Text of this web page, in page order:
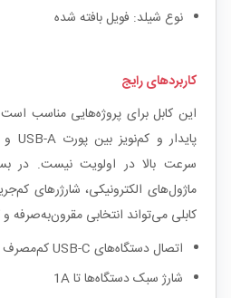
نوع شیلد: فویل بافته شده
کاربردهای رایج
این کابل برای پروژه‌هایی مناسب است
سرعت بالا در اولویت نیست. در
ماژول‌های الکترونیکی، شارژرهای
کابلی می‌تواند انتخابی مقرون‌به‌صرفه و
اتصال دستگاه‌های USB-C کم‌مصرف به پورت USB-A
شارژ سبک دستگاه‌ها تا 1A